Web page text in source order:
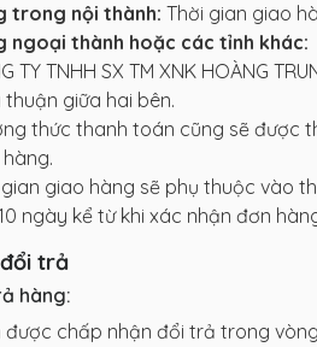
trong nội thành: Thời gian giao
ngoại thành hoặc các tỉnh khác:
TY TNHH SX TM XNK HOÀNG
giữa hai bên.
thức thanh toán cũng sẽ được
giao hàng sẽ phụ thuộc vào
ngày kể từ khi xác nhận đơn
đổi trả
hàng:
được chấp nhận đổi trả trong